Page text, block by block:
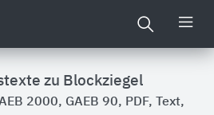
zu Blockziegel
2000, GAEB 90, PDF, Text,